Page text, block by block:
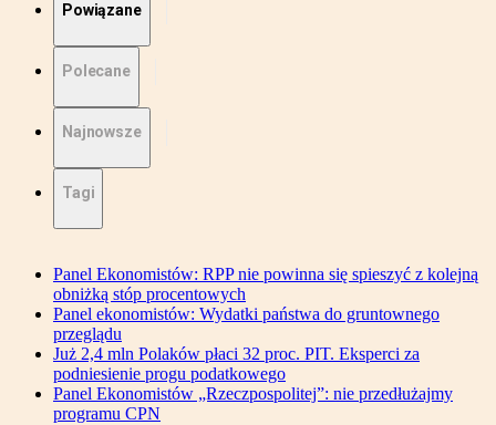
Powiązane
Polecane
Najnowsze
Tagi
Panel Ekonomistów: RPP nie powinna się spieszyć z kolejną
obniżką stóp procentowych
Panel ekonomistów: Wydatki państwa do gruntownego
przeglądu
Już 2,4 mln Polaków płaci 32 proc. PIT. Eksperci za
podniesienie progu podatkowego
Panel Ekonomistów „Rzeczpospolitej”: nie przedłużajmy
programu CPN